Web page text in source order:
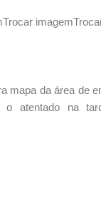
Trocar imagem
mapa da área de
o atentado na